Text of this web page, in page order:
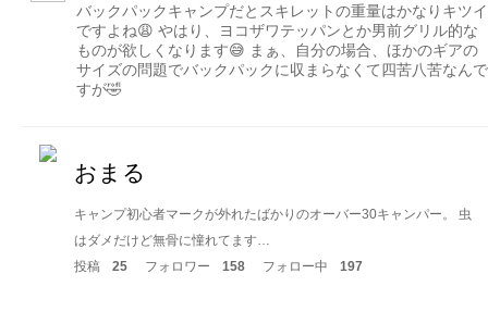
バックパックキャンプだとスキレットの重量はかなりキツイ
ですよね😩 やはり、ヨコザワテッパンとか男前グリル的な
ものが欲しくなります😅 まぁ、自分の場合、ほかのギアの
サイズの問題でバックパックに収まらなくて四苦八苦なんで
すが🤣
おまる
キャンプ初心者マークが外れたばかりのオーバー30キャンパー。 虫
はダメだけど無骨に憧れてます…
投稿
25 フォロワー 158 フォロー中 197